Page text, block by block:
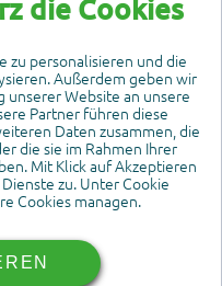
die Cookies
zu personalisieren und die
Außerdem geben wir
Website an unsere
Partner führen diese
Daten zusammen, die
die sie im Rahmen Ihrer
Mit Klick auf Akzeptieren
zu. Unter Cookie
Cookies managen.